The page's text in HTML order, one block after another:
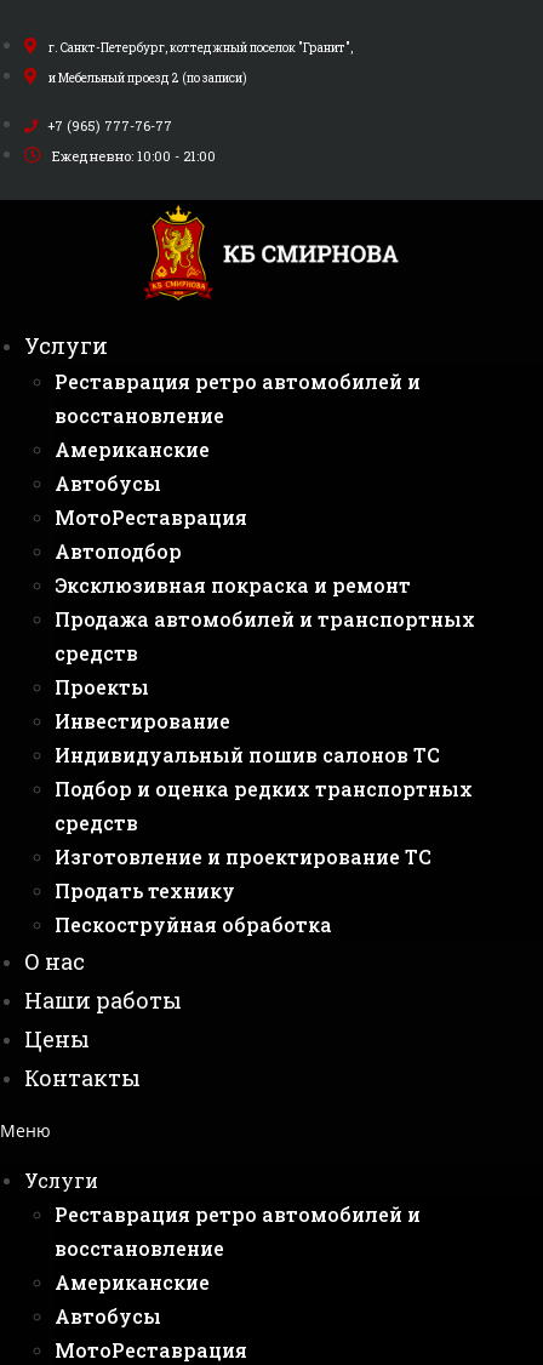
к
содержимому
г. Санкт-Петербург, коттеджный поселок "Гранит",
и Мебельный проезд 2 (по записи)
+7 (965) 777-76-77
Ежедневно: 10:00 - 21:00
Услуги
Реставрация ретро автомобилей и
восстановление
Американские
Автобусы
МотоРеставрация
Автоподбор
Эксклюзивная покраска и ремонт
Продажа автомобилей и транспортных
средств
Проекты
Инвестирование
Индивидуальный пошив салонов ТС
Подбор и оценка редких транспортных
средств
Изготовление и проектирование ТС
Продать технику
Пескоструйная обработка
О нас
Наши работы
Цены
Контакты
Меню
Услуги
Реставрация ретро автомобилей и
восстановление
Американские
Автобусы
МотоРеставрация